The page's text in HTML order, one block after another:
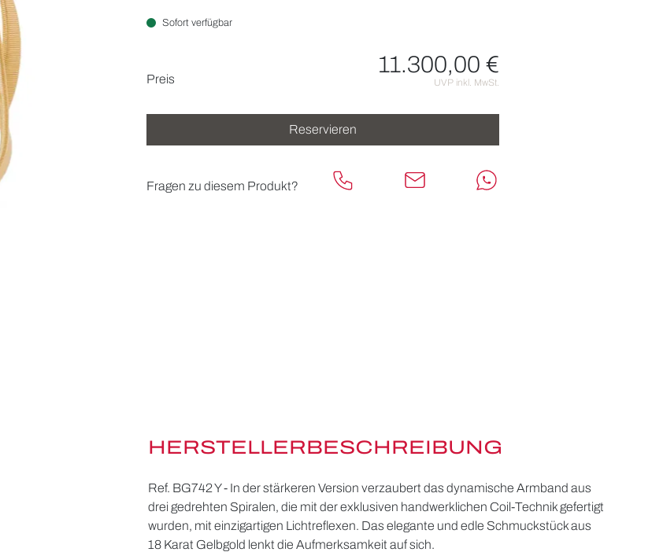
Sofort verfügbar
Preis
11.300,00 €
UVP inkl. MwSt.
Reservieren
Fragen zu diesem Produkt?
HERSTELLERBESCHREIBUNG
Ref. BG742 Y - In der stärkeren Version verzaubert das dynamische Armband aus
drei gedrehten Spiralen, die mit der exklusiven handwerklichen Coil-Technik gefertigt
wurden, mit einzigartigen Lichtreflexen. Das elegante und edle Schmuckstück aus
18 Karat Gelbgold lenkt die Aufmerksamkeit auf sich.